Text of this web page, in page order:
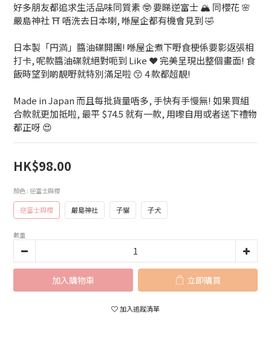
好多朋友都追求生活品味同質素 🤓 要睇逆富士 🏔 同櫻花 🌸
嚴島神社 ⛩ 唔洗去日本喇, 喺屋企都有機會見到 🤣
日本製「円満」醬油碟開團! 喺屋企煮下嘢食梗係要影返張相
打卡, 呢款醬油碟就絕對呃到 Like ❤️ 完美呈現出整個畫面! 食
飯時望到啲靚嘢就特別滿足啦 😙 4 款都超靚!
Made in Japan 而且每批貨量唔多, 手快有手慢無! 如果買組
合款就更加抵啦, 最平 $74.5 就有一款, 用嚟自用或者送下禮物
都正呀 😍
HK$98.00
顏色 : 逆富士與櫻
逆富士與櫻 嚴島神社 子貓 子犬
數量
加入購物車 立即購買
加入追蹤清單